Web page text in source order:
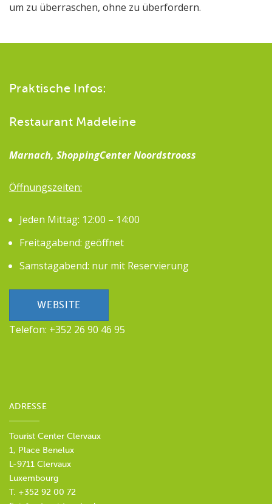
um zu überraschen, ohne zu überfordern.
Praktische Infos:
Restaurant Madeleine
Marnach, ShoppingCenter Noordstrooss
Öffnungszeiten:
Jeden Mittag: 12:00 – 14:00
Freitagabend: geöffnet
Samstagabend: nur mit Reservierung
WEBSITE
Telefon: +352 26 90 46 95
ADRESSE
Tourist Center Clervaux
1, Place Benelux
L-9711 Clervaux
Luxembourg
T. +352 92 00 72